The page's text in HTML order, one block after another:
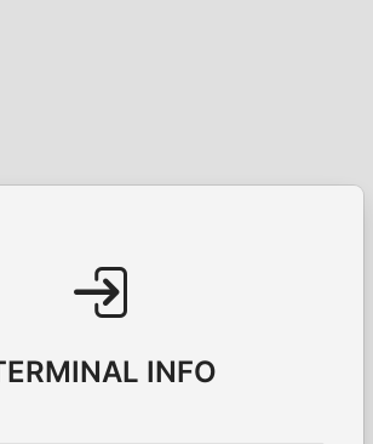
INFO